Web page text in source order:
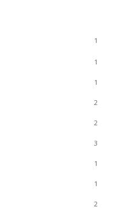
1
1
1
2
2
3
1
1
2